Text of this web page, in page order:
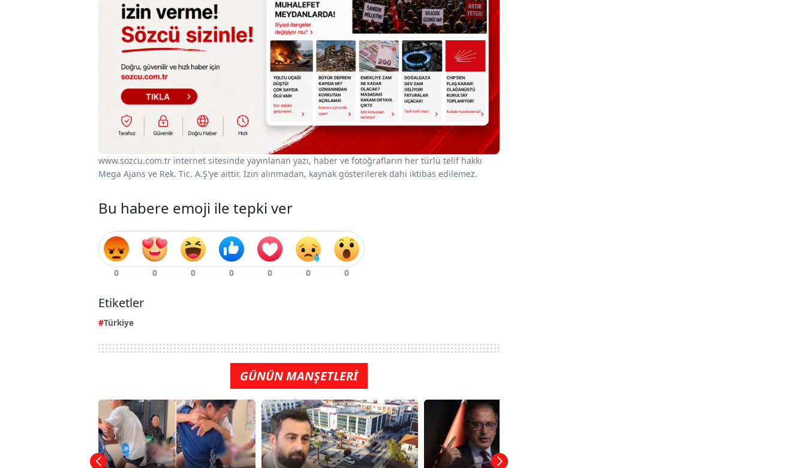
www.sozcu.com.tr internet sitesinde yayınlanan yazı, haber ve fotoğrafların her türlü telif hakkı
Mega Ajans ve Rek. Tic. A.Ş'ye aittir. İzin alınmadan, kaynak gösterilerek dahi iktibas edilemez.
Bu habere emoji ile tepki ver
Etiketler
Türkiye
GÜNÜN MANŞETLERİ